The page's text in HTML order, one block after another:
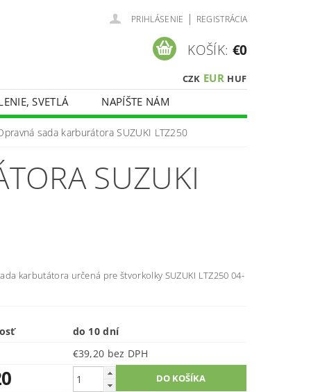
PRIHLÁSENIE | REGISTRÁCIA
CZK EUR HUF
KOŠÍK: €0
SVETLÁ NAPÍŠTE NÁM
sada karburátora SUZUKI LTZ250
SUZUKI
karbutátora určená pre štvorkolky SUZUKI LTZ250 04-
do 10 dní
€39,20 bez DPH